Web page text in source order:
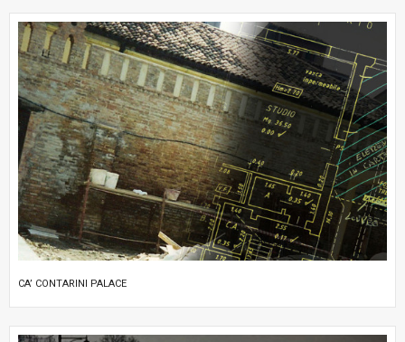
CA’ CONTARINI PALACE